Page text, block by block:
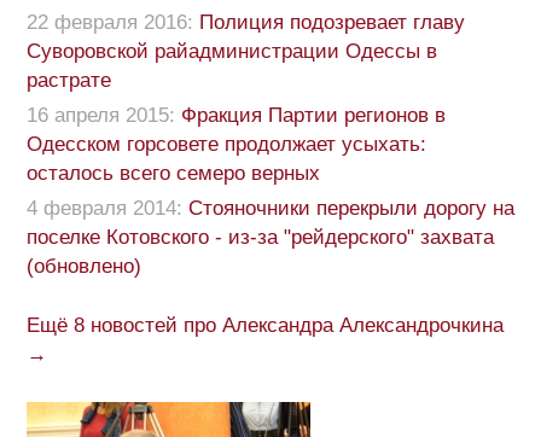
22 февраля 2016: Полиция подозревает главу
Суворовской райадминистрации Одессы в
растрате
16 апреля 2015: Фракция Партии регионов в
Одесском горсовете продолжает усыхать:
осталось всего семеро верных
4 февраля 2014: Стояночники перекрыли дорогу на
поселке Котовского - из-за "рейдерского" захвата
(обновлено)
Ещё 8 новостей про Александра Александрочкина
→